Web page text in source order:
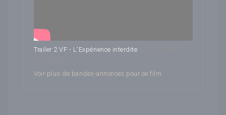
Trailer 2 VF - L'Expérience interdite
Voir plus de bandes-annonces pour ce film